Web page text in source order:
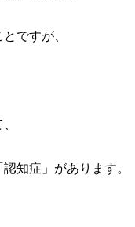
ですが、
知症」があります。